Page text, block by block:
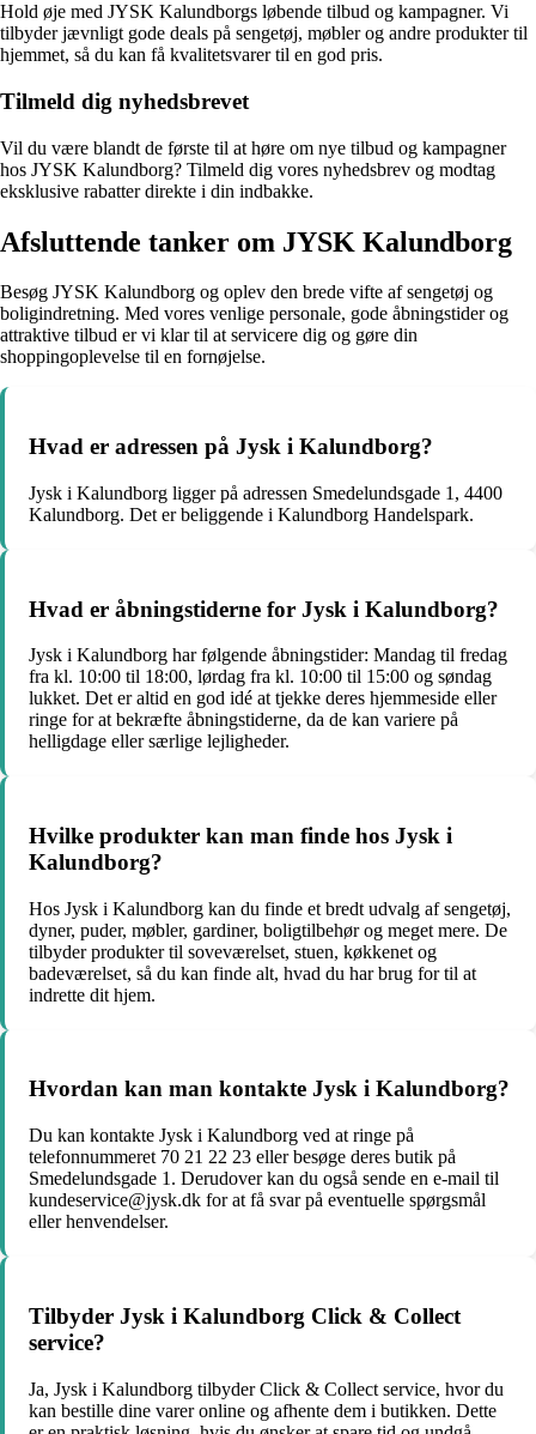
Hold øje med JYSK Kalundborgs løbende tilbud og kampagner. Vi
tilbyder jævnligt gode deals på sengetøj, møbler og andre produkter til
hjemmet, så du kan få kvalitetsvarer til en god pris.
Tilmeld dig nyhedsbrevet
Vil du være blandt de første til at høre om nye tilbud og kampagner
hos JYSK Kalundborg? Tilmeld dig vores nyhedsbrev og modtag
eksklusive rabatter direkte i din indbakke.
Afsluttende tanker om JYSK Kalundborg
Besøg JYSK Kalundborg og oplev den brede vifte af sengetøj og
boligindretning. Med vores venlige personale, gode åbningstider og
attraktive tilbud er vi klar til at servicere dig og gøre din
shoppingoplevelse til en fornøjelse.
Hvad er adressen på Jysk i Kalundborg?
Jysk i Kalundborg ligger på adressen Smedelundsgade 1, 4400
Kalundborg. Det er beliggende i Kalundborg Handelspark.
Hvad er åbningstiderne for Jysk i Kalundborg?
Jysk i Kalundborg har følgende åbningstider: Mandag til fredag
fra kl. 10:00 til 18:00, lørdag fra kl. 10:00 til 15:00 og søndag
lukket. Det er altid en god idé at tjekke deres hjemmeside eller
ringe for at bekræfte åbningstiderne, da de kan variere på
helligdage eller særlige lejligheder.
Hvilke produkter kan man finde hos Jysk i
Kalundborg?
Hos Jysk i Kalundborg kan du finde et bredt udvalg af sengetøj,
dyner, puder, møbler, gardiner, boligtilbehør og meget mere. De
tilbyder produkter til soveværelset, stuen, køkkenet og
badeværelset, så du kan finde alt, hvad du har brug for til at
indrette dit hjem.
Hvordan kan man kontakte Jysk i Kalundborg?
Du kan kontakte Jysk i Kalundborg ved at ringe på
telefonnummeret 70 21 22 23 eller besøge deres butik på
Smedelundsgade 1. Derudover kan du også sende en e-mail til
kundeservice@jysk.dk for at få svar på eventuelle spørgsmål
eller henvendelser.
Tilbyder Jysk i Kalundborg Click & Collect
service?
Ja, Jysk i Kalundborg tilbyder Click & Collect service, hvor du
kan bestille dine varer online og afhente dem i butikken. Dette